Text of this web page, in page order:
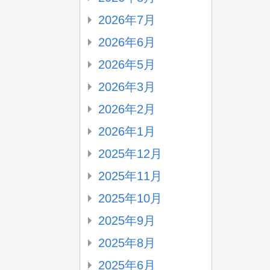
2026年7月
2026年6月
2026年5月
2026年3月
2026年2月
2026年1月
2025年12月
2025年11月
2025年10月
2025年9月
2025年8月
2025年6月